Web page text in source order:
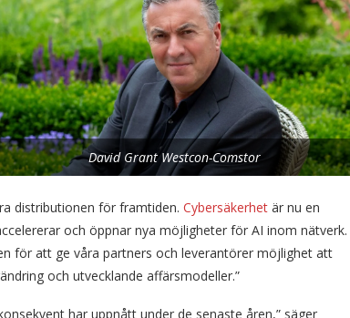
David Grant Westcon-Comstor
distributionen för framtiden. Cybersäkerhet är nu en
och öppnar nya möjligheter för AI inom nätverk.
för att ge våra partners och leverantörer möjlighet att
och utvecklande affärsmodeller.”
har uppnått under de senaste åren,” säger